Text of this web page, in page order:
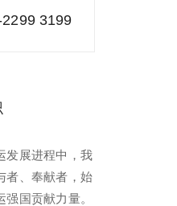
2299 3199
发展进程中，我
者、奉献者，始
国贡献力量。